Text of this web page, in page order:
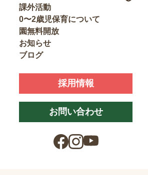
課外活動
0〜2歳児保育について
園無料開放
お知らせ
ブログ
採用情報
お問い合わせ